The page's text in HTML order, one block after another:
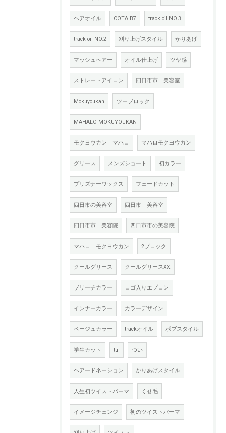
ヘアオイル COTA B7 track oil NO.3
track oil NO.2 刈り上げスタイル かりあげ
マッシュヘアー オイル仕上げ ツヤ感
ストレートアイロン 四日市市 美容室
Mokuyoukan ツーブロック
MAHALO MOKUYOUKAN
モクヨウカン マハロ マハロモクヨウカン
グリース メンズショート 初カラー
プリズナーワックス フェードカット
四日市の美容室 四日市 美容室
四日市市 美容院 四日市市の美容院
マハロ モクヨウカン 2ブロック
クールグリース クールグリースXX
ブリーチカラー ロゴ入りエプロン
インナーカラー カラーデザイン
ベージュカラー trackオイル ボブスタイル
学生カット tui つい
ヘアードネーション かりあげスタイル
人生初ツイストパーマ くせ毛
イメージチェンジ 初のツイストパーマ